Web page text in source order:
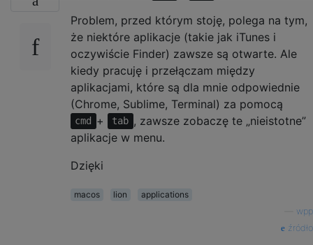
Problem, przed którym stoję, polega na tym,
że niektóre aplikacje (takie jak iTunes i
oczywiście Finder) zawsze są otwarte. Ale
kiedy pracuję i przełączam między
aplikacjami, które są dla mnie odpowiednie
(Chrome, Sublime, Terminal) za pomocą
cmd + tab , zawsze zobaczę te „nieistotne”
aplikacje w menu.
Dzięki
macos lion
applications
wpp
źródło